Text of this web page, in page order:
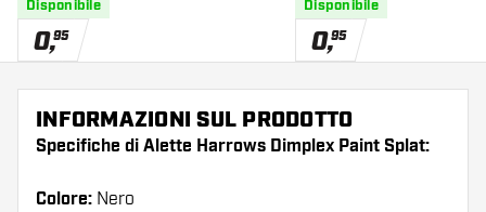
Disponibile
0,95
Disponibile
0,95
INFORMAZIONI SUL PRODOTTO
Specifiche di Alette Harrows Dimplex Paint Splat:
Colore: Nero